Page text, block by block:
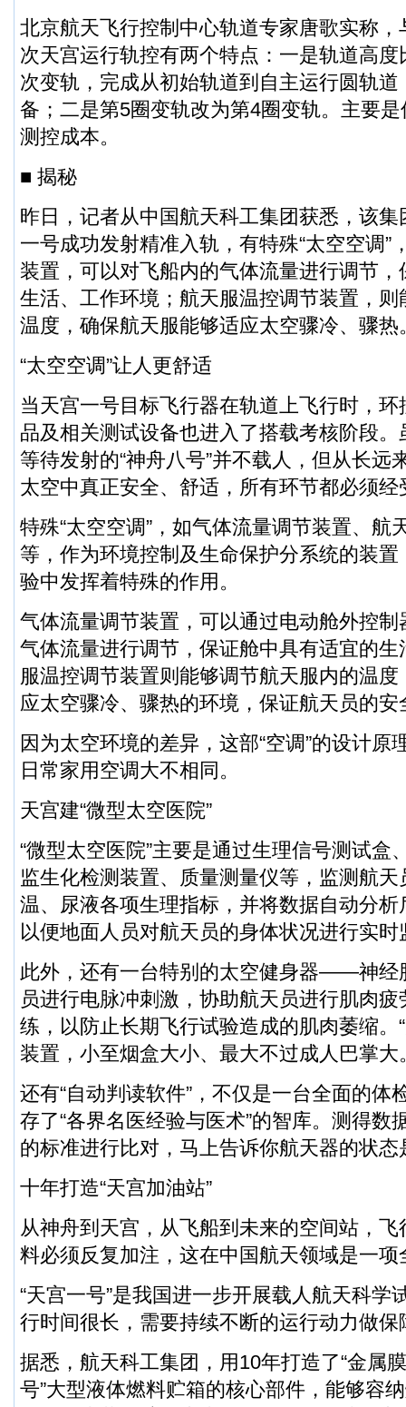
北京航天飞行控制中心轨道专家唐歌实称
次天宫运行轨控有两个特点：一是轨道高
次变轨，完成从初始轨道到自主运行圆轨
备；二是第5圈变轨改为第4圈变轨。主要
测控成本。
■ 揭秘
昨日，记者从中国航天科工集团获悉，该
一号成功发射精准入轨，有特殊“太空空调”
装置，可以对飞船内的气体流量进行调节
生活、工作环境；航天服温控调节装置，
温度，确保航天服能够适应太空骤冷、骤热
“太空空调”让人更舒适
当天宫一号目标飞行器在轨道上飞行时，
品及相关测试设备也进入了搭载考核阶段。
等待发射的“神舟八号”并不载人，但从长远
太空中真正安全、舒适，所有环节都必须经
特殊“太空空调”，如气体流量调节装置、航
等，作为环境控制及生命保护分系统的装
验中发挥着特殊的作用。
气体流量调节装置，可以通过电动舱外控
气体流量进行调节，保证舱中具有适宜的
服温控调节装置则能够调节航天服内的温
应太空骤冷、骤热的环境，保证航天员的安
因为太空环境的差异，这部“空调”的设计原
日常家用空调大不相同。
天宫建“微型太空医院”
“微型太空医院”主要是通过生理信号测试盒
监生化检测装置、质量测量仪等，监测航
温、尿液各项生理指标，并将数据自动分
以便地面人员对航天员的身体状况进行实时
此外，还有一台特别的太空健身器——神经
员进行电脉冲刺激，协助航天员进行肌肉
练，以防止长期飞行试验造成的肌肉萎缩。
装置，小至烟盒大小、最大不过成人巴掌大
还有“自动判读软件”，不仅是一台全面的体
存了“各界名医经验与医术”的智库。测得数
的标准进行比对，马上告诉你航天器的状态
十年打造“天宫加油站”
从神舟到天宫，从飞船到未来的空间站，
料必须反复加注，这在中国航天领域是一项
“天宫一号”是我国进一步开展载人航天科学
行时间很长，需要持续不断的运行动力做保
据悉，航天科工集团，用10年打造了“金属
号”大型液体燃料贮箱的核心部件，能够容